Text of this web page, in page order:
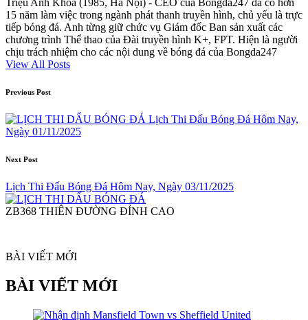
Triệu Anh Khoa (1985, Hà Nội) - CEO của Bongda247 đã có hơn
15 năm làm việc trong ngành phát thanh truyền hình, chủ yếu là trực
tiếp bóng đá. Anh từng giữ chức vụ Giám đốc Ban sản xuất các
chương trình Thể thao của Đài truyền hình K+, FPT. Hiện là người
chịu trách nhiệm cho các nội dung về bóng đá của Bongda247
View All Posts
Post
navigation
Previous Post
Lịch Thi Đấu Bóng Đá Hôm Nay,
Ngày 01/11/2025
Next Post
Lịch Thi Đấu Bóng Đá Hôm Nay, Ngày 03/11/2025
ZB368 THIÊN ĐƯỜNG ĐỈNH CAO
BÀI VIẾT MỚI
BÀI VIẾT MỚI